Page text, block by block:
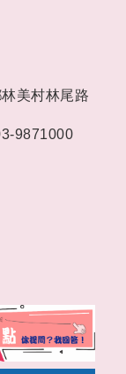
美村林尾路
9871000